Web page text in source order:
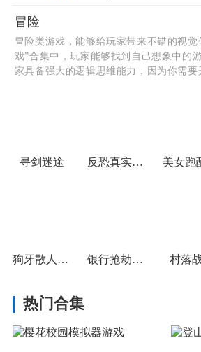
冒险
冒险类游戏，能够给玩家带来不错的视觉
戏”合集中，玩家能够找到自己想象中的
家具备强大的逻辑思维能力，因为你需要
寻剑迷途 反恐真实模拟器
狗牙散人超超变 银行抢劫挑战赛 村落
热门合集